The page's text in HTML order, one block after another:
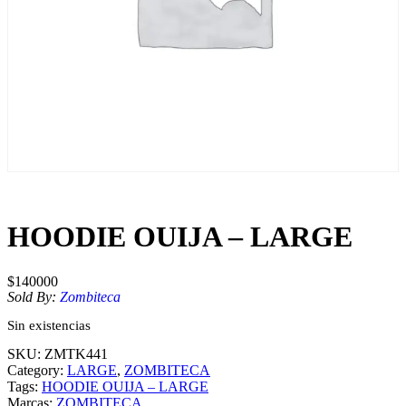
HOODIE OUIJA – LARGE
$140000
Sold By: Zombiteca
Sin existencias
SKU: ZMTK441
Category: LARGE, ZOMBITECA
Tags: HOODIE OUIJA – LARGE